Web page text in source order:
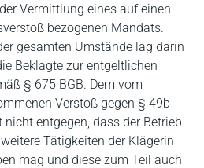
Vermittlung eines auf einen
bezogenen Mandats.
gesamten Umstände lag darin
Beklagte zur entgeltlichen
§ 675 BGB. Dem vom
Verstoß gegen § 49b
nicht entgegen, dass der Betrieb
Tätigkeiten der Klägerin
mag und diese zum Teil auch